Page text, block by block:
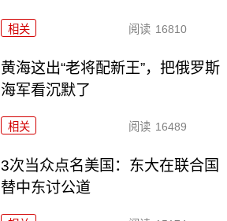
相关 阅读 16810
黄海这出“老将配新王”，把俄罗斯
海军看沉默了
相关 阅读 16489
3次当众点名美国：东大在联合国
替中东讨公道